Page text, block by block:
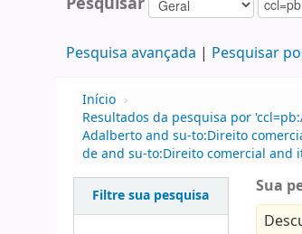
Pesquisa avançada Pesquisar
Início ›
Resultados da pesquisa por
Adalberto and su-to:Direito
de and su-to:Direito comercial and
Filtre sua pesquisa
Sua